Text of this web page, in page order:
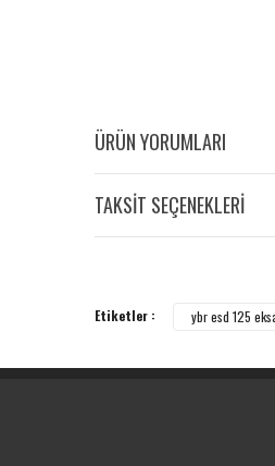
ÜRÜN YORUMLARI
TAKSİT SEÇENEKLERİ
Etiketler : ybr esd 125